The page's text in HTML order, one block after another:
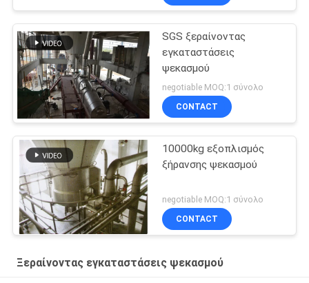
SGS ξεραίνοντας
εγκαταστάσεις
ψεκασμού
negotiable MOQ:1 σύνολο
CONTACT
10000kg εξοπλισμός
ξήρανσης ψεκασμού
negotiable MOQ:1 σύνολο
CONTACT
Ξεραίνοντας εγκαταστάσεις ψεκασμού